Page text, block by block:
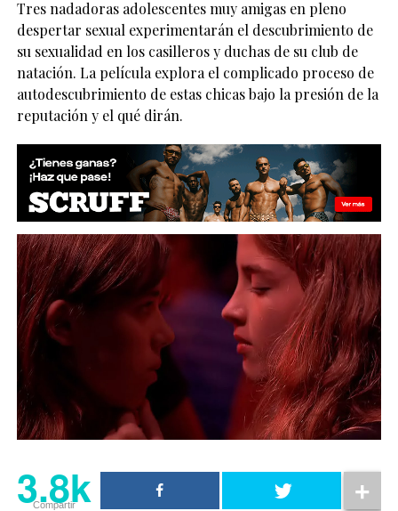
Tres nadadoras adolescentes muy amigas en pleno
despertar sexual experimentarán el descubrimiento de
su sexualidad en los casilleros y duchas de su club de
natación. La película explora el complicado proceso de
autodescubrimiento de estas chicas bajo la presión de la
reputación y el qué dirán.
3.8k
Compartir